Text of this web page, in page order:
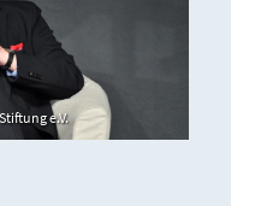
e.V.